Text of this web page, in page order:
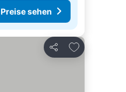
Preise sehen
Teilen
Zu Favoriten